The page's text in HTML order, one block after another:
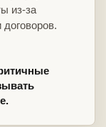
из-за